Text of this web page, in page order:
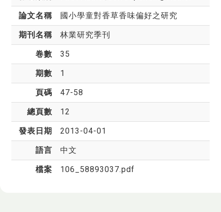
論文名稱 國小學童對香草香味偏好之研究
期刊名稱 林業研究季刊
卷數 35
期數 1
頁碼 47-58
總頁數 12
發表日期 2013-04-01
語言 中文
檔案 106_58893037.pdf